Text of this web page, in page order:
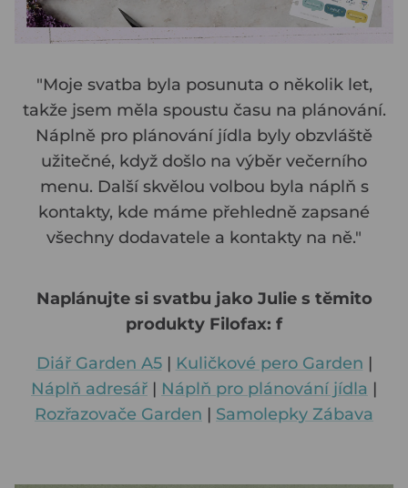
"Moje svatba byla posunuta o několik let,
takže jsem měla spoustu času na plánování.
Náplně pro plánování jídla byly obzvláště
užitečné, když došlo na výběr večerního
menu. Další skvělou volbou byla náplň s
kontakty, kde máme přehledně zapsané
všechny dodavatele a kontakty na ně."
Naplánujte si svatbu jako Julie s těmito
produkty Filofax: f
Diář Garden A5| Kuličkové pero Garden |
Náplň adresář | Náplň pro plánování jídla |
Rozřazovače Garden | Samolepky Zábava